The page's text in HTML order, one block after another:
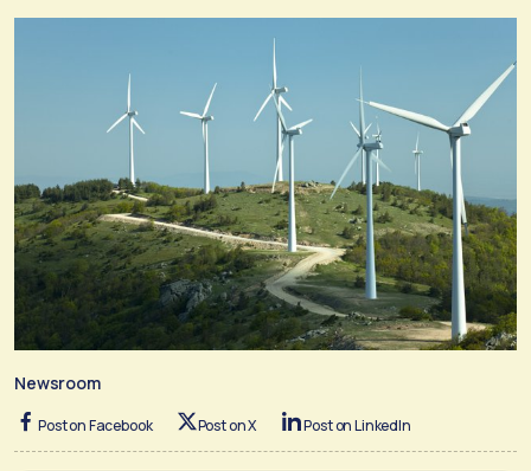
Newsroom
Post on Facebook Post on X Post on LinkedIn